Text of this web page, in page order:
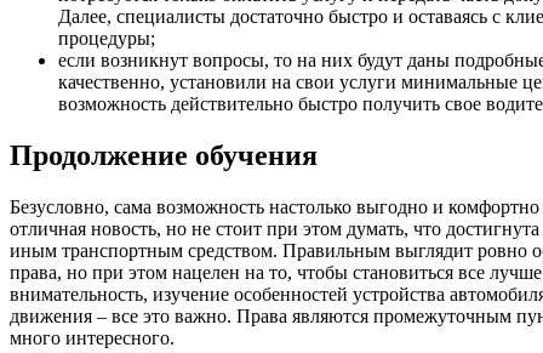
Далее, специалисты достаточно быстро и оставаясь с
процедуры;
если возникнут вопросы, то на них будут даны
качественно, установили на свои услуги минимальные
возможность действительно быстро получить свое
Продолжение обучения
Безусловно, сама возможность настолько выгодно и
отличная новость, но не стоит при этом думать, что
иным транспортным средством. Правильным выглядит ровно
права, но при этом нацелен на то, чтобы становиться все
внимательность, изучение особенностей устройства
движения – все это важно. Права являются промежуточным
много интересного.